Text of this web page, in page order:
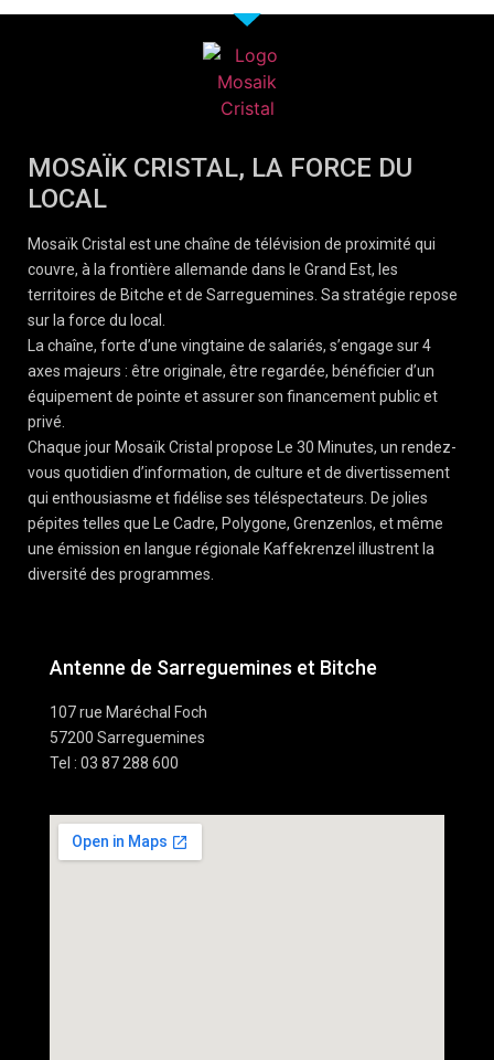
MOSAÏK CRISTAL, LA FORCE DU
LOCAL
Mosaïk Cristal est une chaîne de télévision de proximité qui
couvre, à la frontière allemande dans le Grand Est, les
territoires de Bitche et de Sarreguemines. Sa stratégie repose
sur la force du local.
La chaîne, forte d’une vingtaine de salariés, s’engage sur 4
axes majeurs : être originale, être regardée, bénéficier d’un
équipement de pointe et assurer son financement public et
privé.
Chaque jour Mosaïk Cristal propose Le 30 Minutes, un rendez-
vous quotidien d’information, de culture et de divertissement
qui enthousiasme et fidélise ses téléspectateurs. De jolies
pépites telles que Le Cadre, Polygone, Grenzenlos, et même
une émission en langue régionale Kaffekrenzel illustrent la
diversité des programmes.
Antenne de Sarreguemines et Bitche
107 rue Maréchal Foch
57200 Sarreguemines
Tel : 03 87 288 600